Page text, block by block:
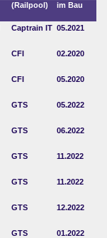
(Railpool) im Bau
Captrain IT 05.2021
CFI 02.2020
CFI 05.2020
GTS 05.2022
GTS 06.2022
GTS 11.2022
GTS 11.2022
GTS 12.2022
GTS 01.2022